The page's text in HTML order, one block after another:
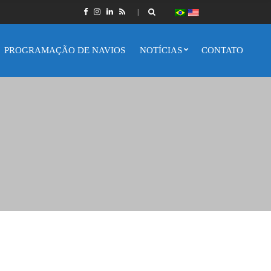
PROGRAMAÇÃO DE NAVIOS NOTÍCIAS CONTATO